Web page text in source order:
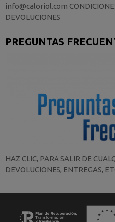
info@caloriol.com
DEVOLUCIONES
PREGUNTAS
HAZ CLIC, PARA SALIR DE
DEVOLUCIONES, ENTREGAS,